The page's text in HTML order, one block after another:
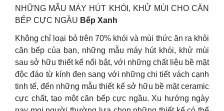
NHỮNG MẪU MÁY HÚT KHÓI, KHỬ MÙI CHO CĂN
BẾP CỰC NGẦU Bếp Xanh
Không chỉ loại bỏ trên 70% khói và mùi thức ăn ra khỏi
căn bếp của bạn, những mẫu máy hút khói, khử mùi
sau sở hữu thiết kế nổi bật, với những chất liệu bề mặt
độc đáo từ kính đen sang với những chi tiết vách cạnh
tinh tế, đến những mẫu thiết kế sở hữu bề mặt ceramic
cực chất, tạo một căn bếp cực ngầu. Xu hướng ngày